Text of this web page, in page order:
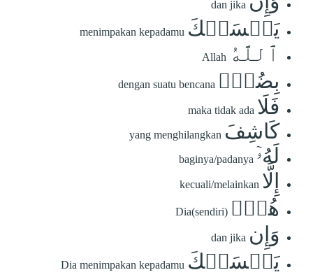
dan jika
يَمۡسَسۡكَ menimpakan kepadamu
ٱللَّهُ Allah
بِضُرّٖ dengan suatu bencana
فَلَا maka tidak ada
كَاشِفَ yang menghilangkan
لَهُۥٓ baginya/padanya
إِلَّا kecuali/melainkan
هُوَۖ Dia(sendiri)
وَإِن dan jika
يَمۡسَسۡكَ Dia menimpakan kepadamu